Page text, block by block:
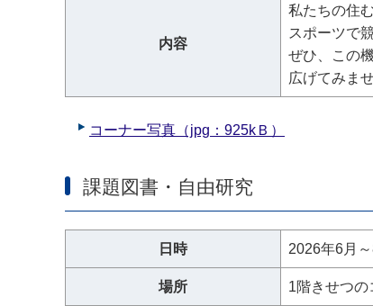
内容
私たちの住
スポーツで
ぜひ、この
広げてみま
コーナー写真（jpg：925kＢ）
課題図書・自由研究
日時 2026年6月～
場所 1階きせつ